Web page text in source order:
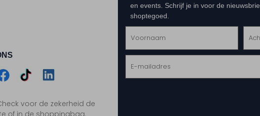
TikTokLinkedIn
voor de zekerheid de
en events. Schrijf je in voor de
shoptegoed.